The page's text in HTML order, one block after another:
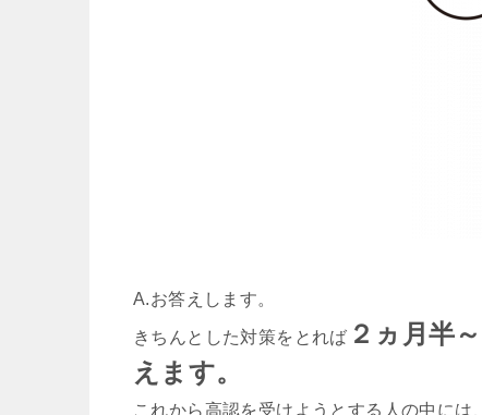
A.お答えします。
きちんとした対策をとれば ２ヵ月半
えます。
これから高認を受けようとする人の中に